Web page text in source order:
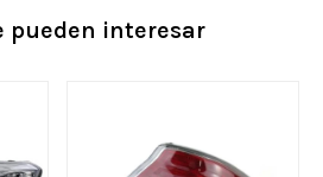
pueden interesar